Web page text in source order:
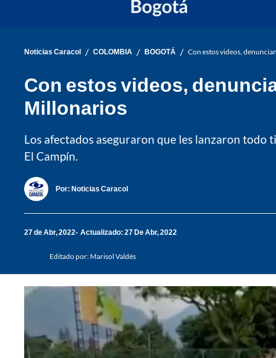
Noticias Caracol / COLOMBIA / BOGOTÁ / Con estos videos,
Con estos videos,
Millonarios
Los afectados aseguraron que les lanzaron todo
El Campín.
Por: Noticias Caracol
27 de Abr, 2022 Actualizado: 27 De Abr, 2022
Editado por: Marisol Valdés